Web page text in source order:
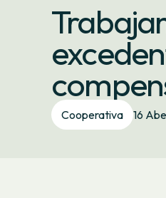
Cooperativa 16